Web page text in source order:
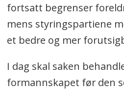
fortsatt begrenser
mens styringspartiene
et bedre og mer
I dag skal saken
formannskapet før den